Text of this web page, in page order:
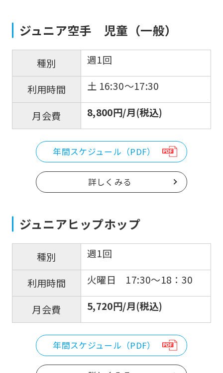
ジュニア空手 児童（一般）
種別 週1回
利用時間 土 16:30〜17:30
月会費 8,800円/月(税込)
年間スケジュール（PDF）
詳しくみる
ジュニアヒップホップ
種別 週1回
利用時間 火曜日 17:30〜18：30
月会費 5,720円/月(税込)
年間スケジュール（PDF）
English.
Click
below
(start
automatic
to
return
to
page.
However,
you
use
an
automatic
translation
service,